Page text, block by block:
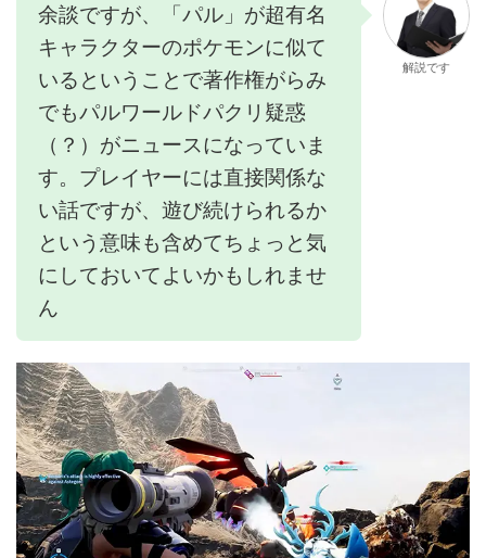
余談ですが、「パル」が超有名
キャラクターのポケモンに似て
いるということで著作権がらみ
でもパルワールドパクリ疑惑
（？）がニュースになっていま
す。プレイヤーには直接関係な
い話ですが、遊び続けられるか
という意味も含めてちょっと気
にしておいてよいかもしれませ
ん
解説です